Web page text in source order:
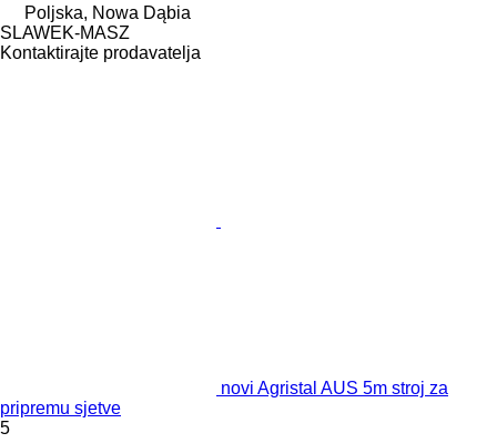
Poljska, Nowa Dąbia
SLAWEK-MASZ
Kontaktirajte prodavatelja
novi Agristal AUS 5m stroj za
pripremu sjetve
5